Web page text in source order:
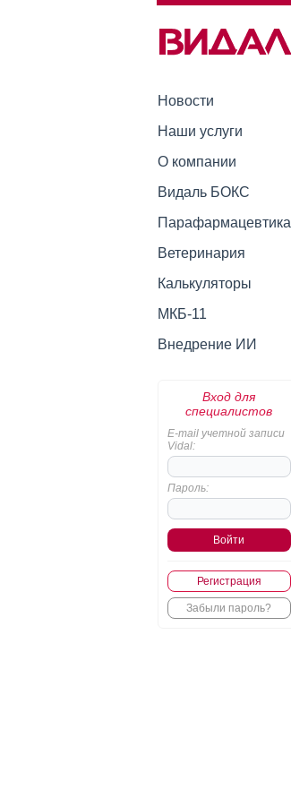
Новости
Наши услуги
О компании
Видаль БОКС
Парафармацевтика
Ветеринария
Калькуляторы
МКБ-11
Внедрение ИИ
Вход для
специалистов
E-mail учетной записи
Vidal:
Пароль:
Регистрация
Забыли пароль?